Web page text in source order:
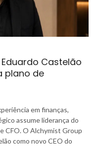
Castelão
plano de
em finanças,
assume liderança do
CFO. O Alchymist Group
como novo CEO do